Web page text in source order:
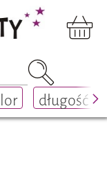
długość
do cięcia